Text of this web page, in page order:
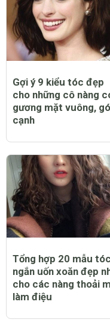
Gợi ý 9 kiểu tóc đẹp
cho những cô nàng
gương mặt vuông,
cạnh
Tổng hợp 20 mẫu tóc
ngắn uốn xoăn đẹp
cho các nàng thoải
làm điệu